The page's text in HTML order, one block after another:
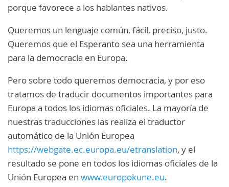
porque favorece a los hablantes nativos.
Queremos un lenguaje común, fácil, preciso, justo.
Queremos que el Esperanto sea una herramienta
para la democracia en Europa.
Pero sobre todo queremos democracia, y por eso
tratamos de traducir documentos importantes para
Europa a todos los idiomas oficiales. La mayoría de
nuestras traducciones las realiza el traductor
automático de la Unión Europea
https://webgate.ec.europa.eu/etranslation, y el
resultado se pone en todos los idiomas oficiales de la
Unión Europea en www.europokune.eu.